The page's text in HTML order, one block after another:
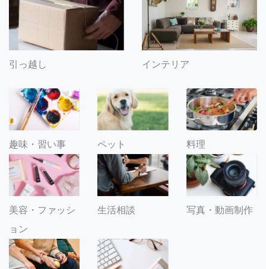
引っ越し インテリア
趣味・習い事 ペット 料理
美容・ファッシ
ョン
生活相談 写真・動画制作